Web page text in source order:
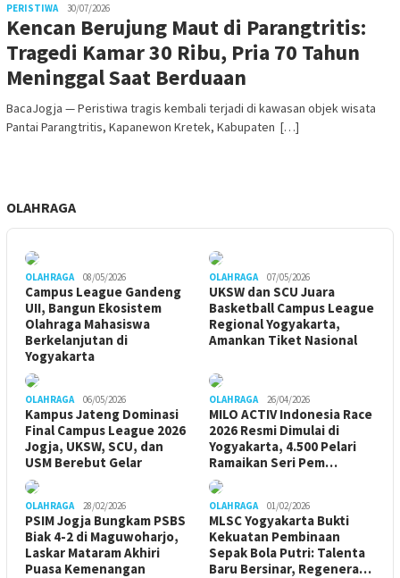
PERISTIWA 30/07/2026
Kencan Berujung Maut di Parangtritis:
Tragedi Kamar 30 Ribu, Pria 70 Tahun
Meninggal Saat Berduaan
BacaJogja — Peristiwa tragis kembali terjadi di kawasan objek wisata
Pantai Parangtritis, Kapanewon Kretek, Kabupaten […]
OLAHRAGA
OLAHRAGA 08/05/2026
Campus League Gandeng
UII, Bangun Ekosistem
Olahraga Mahasiswa
Berkelanjutan di
Yogyakarta
OLAHRAGA 07/05/2026
UKSW dan SCU Juara
Basketball Campus League
Regional Yogyakarta,
Amankan Tiket Nasional
OLAHRAGA 06/05/2026
Kampus Jateng Dominasi
Final Campus League 2026
Jogja, UKSW, SCU, dan
USM Berebut Gelar
OLAHRAGA 26/04/2026
MILO ACTIV Indonesia Race
2026 Resmi Dimulai di
Yogyakarta, 4.500 Pelari
Ramaikan Seri Pem…
OLAHRAGA 28/02/2026
PSIM Jogja Bungkam PSBS
Biak 4-2 di Maguwoharjo,
Laskar Mataram Akhiri
Puasa Kemenangan
OLAHRAGA 01/02/2026
MLSC Yogyakarta Bukti
Kekuatan Pembinaan
Sepak Bola Putri: Talenta
Baru Bersinar, Regenera…